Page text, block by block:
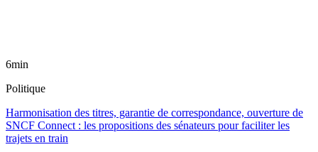
6min
Politique
Harmonisation des titres, garantie de correspondance, ouverture de
SNCF Connect : les propositions des sénateurs pour faciliter les
trajets en train